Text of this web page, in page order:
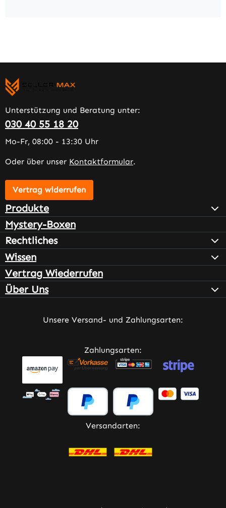
Unterstützung und Beratung unter:
030 40 55 18 20
Mo-Fr, 08:00 - 13:30 Uhr
Oder über unser Kontaktformular.
Vertrag widerrufen
Produkte
Mystery-Boxen
Rechtliches
Wissen
Vertrag Wiederrufen
Über Uns
Unsere Versand- und Zahlungsarten:
Zahlungsarten:
Versandarten: